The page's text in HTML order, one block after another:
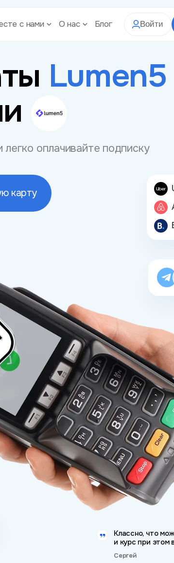
с нами О нас Блог Войти
Lumen5
оплачивайте подписку
карту
Классно, что
и курс при этом
Сергей